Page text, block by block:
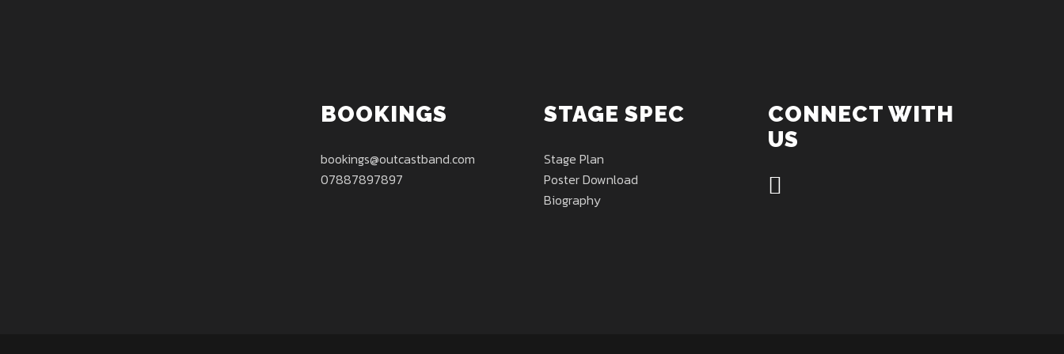
BOOKINGS
bookings@outcastband.com
07887897897
STAGE SPEC
Stage Plan
Poster Download
Biography
CONNECT WITH
US